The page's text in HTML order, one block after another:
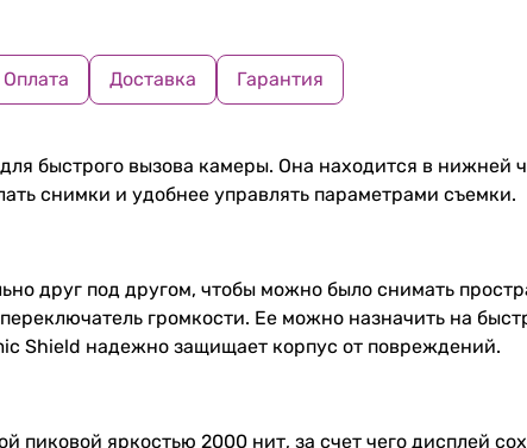
Оплата Доставка Гарантия
быстрого вызова камеры. Она находится в нижней
снимки и удобнее управлять параметрами съемки.
друг под другом, чтобы можно было снимать
громкости. Ее можно назначить на
Shield надежно защищает корпус от повреждений.
пиковой яркостью 2000 нит, за счет чего дисплей